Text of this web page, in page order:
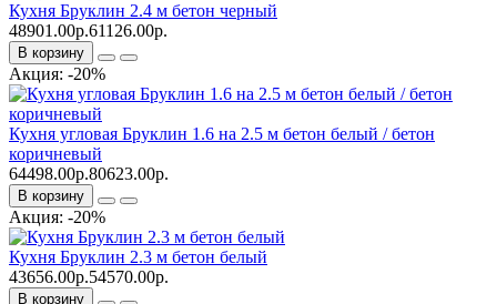
Кухня Бруклин 2.4 м бетон черный
48901.00р.61126.00р.
В корзину
Акция: -20%
Кухня угловая Бруклин 1.6 на 2.5 м бетон белый / бетон
коричневый
64498.00р.80623.00р.
В корзину
Акция: -20%
Кухня Бруклин 2.3 м бетон белый
43656.00р.54570.00р.
В корзину